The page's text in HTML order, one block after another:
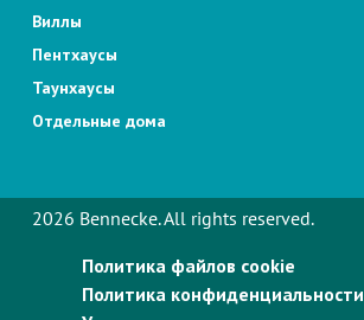
Виллы
Пентхаусы
Таунхаусы
Отдельные дома
2026 Bennecke. All rights reserved.
Политика файлов cookie
Политика конфиденциальности